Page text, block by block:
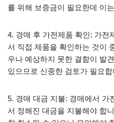
를 위해 보증금이 필요한데 이
4. 경매 후 가전제품 확인: 가전
서 직접 제품을 확인하는 것이
우나 예상하지 못한 결함이 발
있으므로 신중한 검토가 필요합
5. 경매 대금 지불: 경매에서 가
서 정해진 대금을 지불해야 합